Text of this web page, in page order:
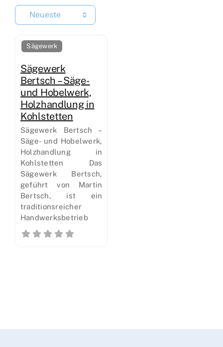
Neueste
Sägewerk
Sägewerk
Bertsch – Säge-
und Hobelwerk,
Holzhandlung in
Kohlstetten
Sägewerk Bertsch –
Säge- und Hobelwerk,
Holzhandlung in
Kohlstetten Das
Sägewerk Bertsch,
geführt von Martin
Bertsch, ist ein
traditionsreicher
Handwerksbetrieb